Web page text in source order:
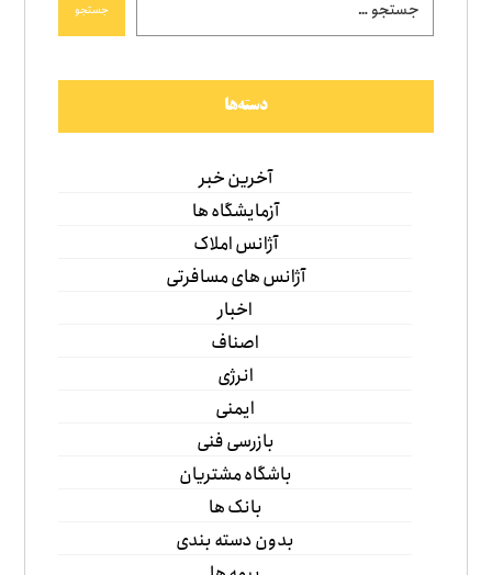
جستجو
دسته‌ها
آخرین خبر
آزمایشگاه ها
آژانس املاک
آژانس های مسافرتی
اخبار
اصناف
انرژی
ایمنی
بازرسی فنی
باشگاه مشتریان
بانک ها
بدون دسته بندی